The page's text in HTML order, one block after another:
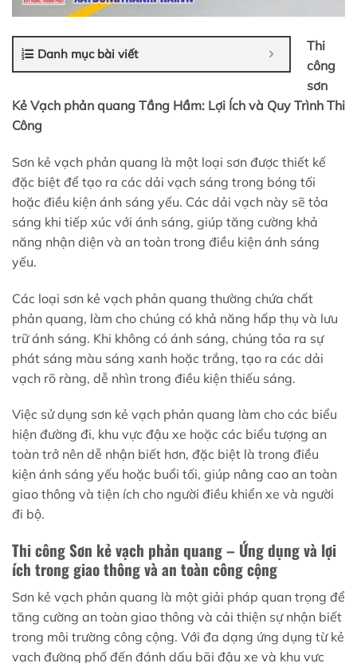
Danh mục bài viết
Thi
công
sơn
Kẻ Vạch phản quang Tầng Hầm: Lợi Ích và Quy Trình Thi
Công
Sơn kẻ vạch phản quang là một loại sơn được thiết kế
đặc biệt để tạo ra các dải vạch sáng trong bóng tối
hoặc điều kiện ánh sáng yếu. Các dải vạch này sẽ tỏa
sáng khi tiếp xúc với ánh sáng, giúp tăng cường khả
năng nhận diện và an toàn trong điều kiện ánh sáng
yếu.
Các loại sơn kẻ vạch phản quang thường chứa chất
phản quang, làm cho chúng có khả năng hấp thụ và lưu
trữ ánh sáng. Khi không có ánh sáng, chúng tỏa ra sự
phát sáng màu sáng xanh hoặc trắng, tạo ra các dải
vạch rõ ràng, dễ nhìn trong điều kiện thiếu sáng.
Việc sử dụng sơn kẻ vạch phản quang làm cho các biểu
hiện đường đi, khu vực đậu xe hoặc các biểu tượng an
toàn trở nên dễ nhận biết hơn, đặc biệt là trong điều
kiện ánh sáng yếu hoặc buổi tối, giúp nâng cao an toàn
giao thông và tiện ích cho người điều khiển xe và người
đi bộ.
Thi công Sơn kẻ vạch phản quang – Ứng dụng và lợi
ích trong giao thông và an toàn công cộng
Sơn kẻ vạch phản quang là một giải pháp quan trọng để
tăng cường an toàn giao thông và cải thiện sự nhận biết
trong môi trường công cộng. Với đa dạng ứng dụng từ kẻ
vạch đường phố đến đánh dấu bãi đậu xe và khu vực